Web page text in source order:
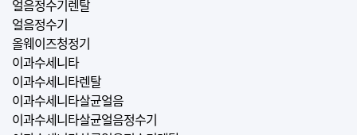
얼음정수기렌탈
얼음정수기
올웨이즈청정기
이과수세니타
이과수세니타렌탈
이과수세니타살균얼음
이과수세니타살균얼음정수기